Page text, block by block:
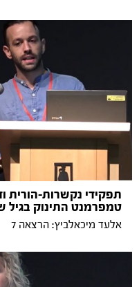
תפקידי נקשרות-הורית
טמפרמנט התינוק בגיל
אלעד מיכאלביץ: הרצאה 7